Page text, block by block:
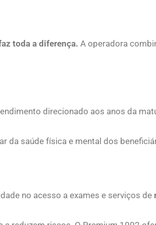
toda a diferença. A operadora
direcionado aos anos da
da saúde física e mental dos
no acesso a exames e serviços de